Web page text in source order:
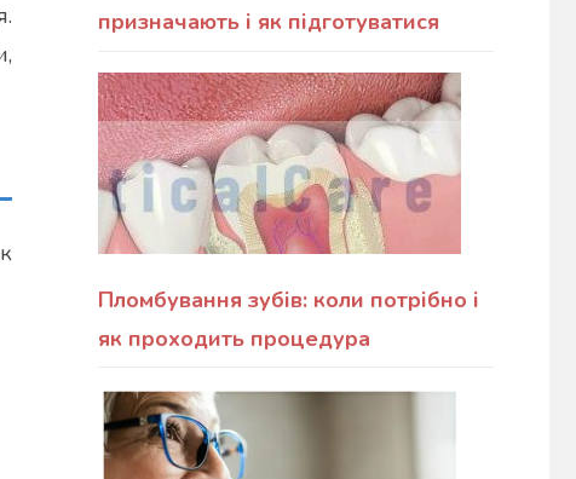
призначають і як підготуватися
Пломбування зубів: коли потрібно і
як проходить процедура